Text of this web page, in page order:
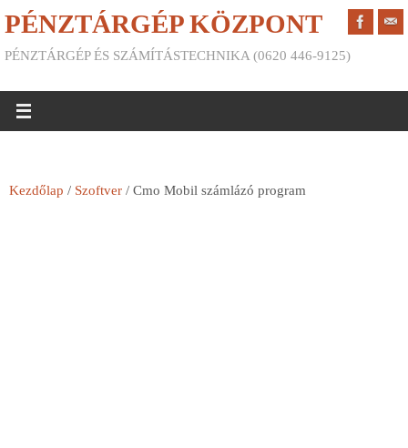
PÉNZTÁRGÉP KÖZPONT
PÉNZTÁRGÉP ÉS SZÁMÍTÁSTECHNIKA (0620 446-9125)
Kezdőlap / Szoftver / Cmo Mobil számlázó program